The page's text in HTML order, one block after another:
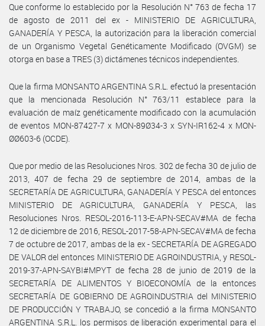
Que conforme lo establecido por la Resolución N° 763 de fecha 17
de agosto de 2011 del ex - MINISTERIO DE AGRICULTURA,
GANADERÍA Y PESCA, la autorización para la liberación comercial
de un Organismo Vegetal Genéticamente Modificado (OVGM) se
otorga en base a TRES (3) dictámenes técnicos independientes.
Que la firma MONSANTO ARGENTINA S.R.L. efectuó la presentación
que la mencionada Resolución N° 763/11 establece para la
evaluación de maíz genéticamente modificado con la acumulación
de eventos MON-87427-7 x MON-89Ø34-3 x SYN-IR162-4 x MON-
ØØ603-6 (OCDE).
Que por medio de las Resoluciones Nros. 302 de fecha 30 de julio de
2013, 407 de fecha 29 de septiembre de 2014, ambas de la
SECRETARÍA DE AGRICULTURA, GANADERÍA Y PESCA del entonces
MINISTERIO DE AGRICULTURA, GANADERÍA Y PESCA, las
Resoluciones Nros. RESOL-2016-113-E-APN-SECAV#MA de fecha
12 de diciembre de 2016, RESOL-2017-58-APN-SECAV#MA de fecha
7 de octubre de 2017, ambas de la ex - SECRETARÍA DE AGREGADO
DE VALOR del entonces MINISTERIO DE AGROINDUSTRIA, y RESOL-
2019-37-APN-SAYBI#MPYT de fecha 28 de junio de 2019 de la
SECRETARÍA DE ALIMENTOS Y BIOECONOMÍA de la entonces
SECRETARÍA DE GOBIERNO DE AGROINDUSTRIA del MINISTERIO
DE PRODUCCIÓN Y TRABAJO, se concedió a la firma MONSANTO
ARGENTINA S.R.L. los permisos de liberación experimental para el